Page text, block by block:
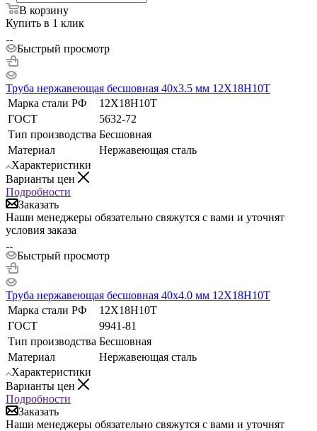
В корзину
Купить в 1 клик
Быстрый просмотр
Труба нержавеющая бесшовная 40х3.5 мм 12Х18Н10Т
Марка стали РФ
12Х18Н10Т
ГОСТ
5632-72
Тип производства Бесшовная
Материал
Нержавеющая сталь
Характеристики
Варианты цен
Подробности
Заказать
Наши менеджеры обязательно свяжутся с вами и уточнят
условия заказа
Быстрый просмотр
Труба нержавеющая бесшовная 40х4.0 мм 12Х18Н10Т
Марка стали РФ
12Х18Н10Т
ГОСТ
9941-81
Тип производства Бесшовная
Материал
Нержавеющая сталь
Характеристики
Варианты цен
Подробности
Заказать
Наши менеджеры обязательно свяжутся с вами и уточнят